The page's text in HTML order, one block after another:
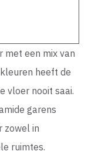
met een mix van
heeft de
vloer nooit saai.
garens
zowel in
ruimtes.